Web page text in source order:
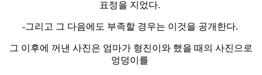
표정을 지었다.
-그리고 그 다음에도 부족할 경우는 이것을 공개한다.
그 이후에 꺼낸 사진은 엄마가 형진이와 했을 때의 사진으로
엉덩이를